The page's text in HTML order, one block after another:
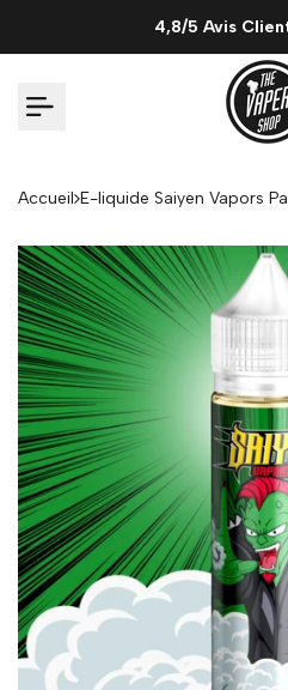
4,8/5 Avis
Accueil E-liquide Saiyen Vapors